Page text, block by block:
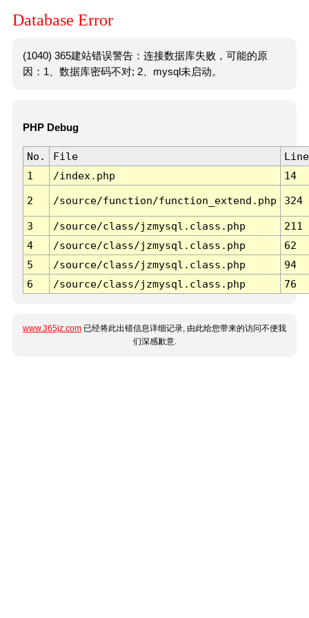
Database Error
(1040) 365建站错误警告：连接数据库失败，可能的原
因：1、数据库密码不对; 2、mysql未启动。
PHP Debug
No. File
Line
1
/index.php 14
2 /source/function/function_extend.php 324
3 /source/class/jzmysql.class.php
211
4
/source/class/jzmysql.class.php
62
5
/source/class/jzmysql.class.php
94
6
/source/class/jzmysql.class.php 76
www.365jz.com 已经将此出错信息详细记录, 由此给您带来的访问不便我
们深感歉意.